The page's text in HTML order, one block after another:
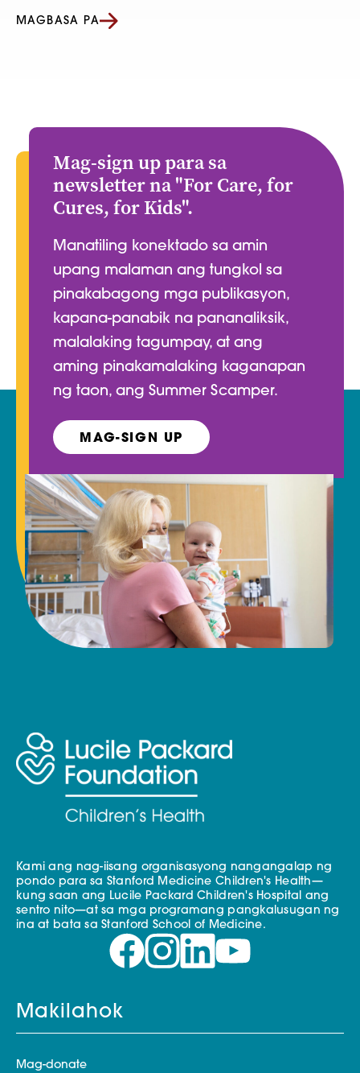
MAGBASA PA
Mag-sign up para sa
newsletter na "For Care, for
Cures, for Kids".
Manatiling konektado sa amin
upang malaman ang tungkol sa
pinakabagong mga publikasyon,
kapana-panabik na pananaliksik,
malalaking tagumpay, at ang
aming pinakamalaking kaganapan
ng taon, ang Summer Scamper.
MAG-SIGN UP
Kami ang nag-iisang organisasyong nangangalap ng
pondo para sa Stanford Medicine Children's Health—
kung saan ang Lucile Packard Children's Hospital ang
sentro nito—at sa mga programang pangkalusugan ng
ina at bata sa Stanford School of Medicine.
Makilahok
Mag-donate